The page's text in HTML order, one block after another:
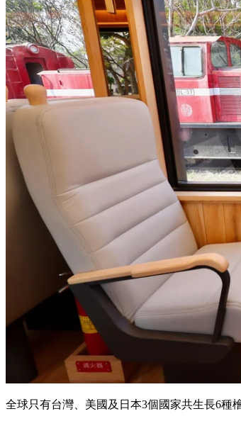
全球只有台灣、美國及日本3個國家共生長6種